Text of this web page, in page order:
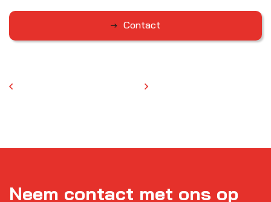
Contact
Neem contact met ons op